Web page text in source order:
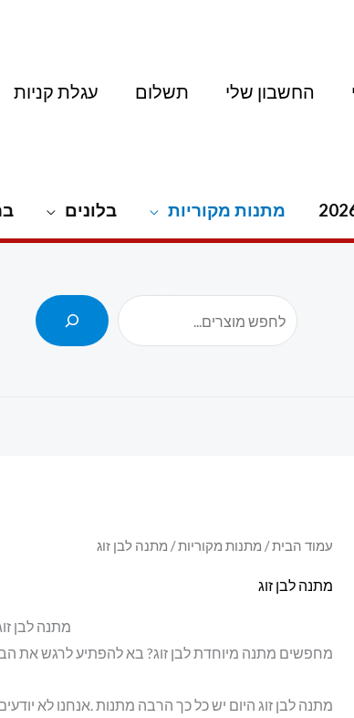
החשבון שלי תשלום עגלת קניות
מתנות מקוריות בלונים
עמוד הבית/ מתנות מקוריות/ מתנה לבן זוג
מתנה לבן זוג
מתנה לבן
מחפשים מתנה מיוחדת לבן זוג? בא להפתיע לרגש את
מתנה לבן זוג היום יש כל כך הרבה מתנות .אנחנו לא